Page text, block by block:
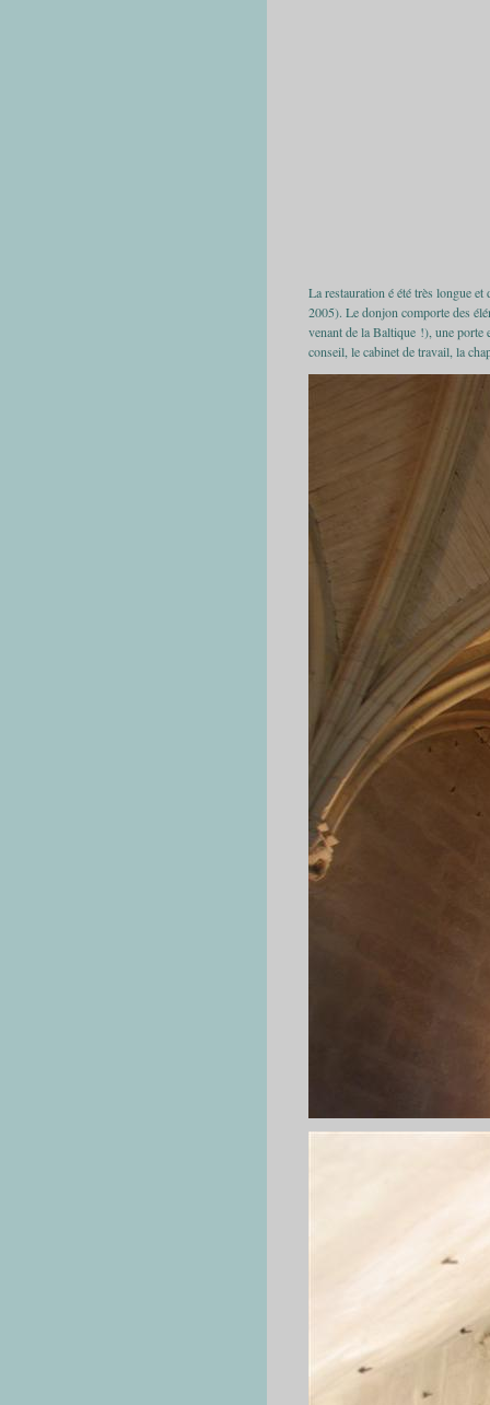
La restauration é été très longue
2005). Le donjon comporte des
venant de la Baltique !), une porte
conseil, le cabinet de travail, la